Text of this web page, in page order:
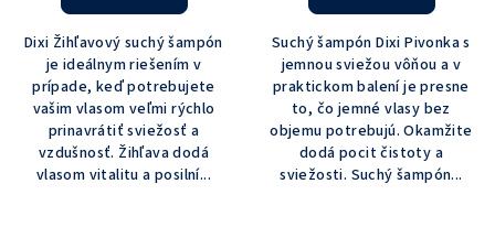
z
5
hviezdičiek.
Dixi Žihľavový suchý šampón
je ideálnym riešením v
prípade, keď potrebujete
vašim vlasom veľmi rýchlo
prinavrátiť sviežosť a
vzdušnosť. Žihľava dodá
vlasom vitalitu a posilní...
Suchý šampón Dixi Pivonka s
jemnou sviežou vôňou a v
praktickom balení je presne
to, čo jemné vlasy bez
objemu potrebujú. Okamžite
dodá pocit čistoty a
sviežosti. Suchý šampón...